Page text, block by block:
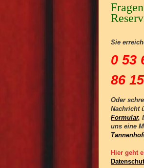
Sie
0 53
86
Oder
Nachricht
Formular,
uns eine
Hier geht